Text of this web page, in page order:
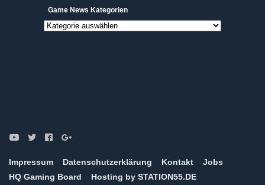
Game News Kategorien
Game
Impressum Datenschutzerklärung Kontakt
Jobs
HQ Gaming Board
Hosting by STATION55.DE